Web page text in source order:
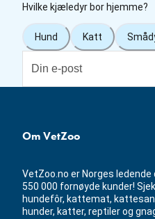
Hvilke kjæledyr bor hjemme?
Hund Katt
Om VetZoo
VetZoo.no er Norges
550 000 fornøyde kunder!
hundefôr, kattemat,
hunder, katter, reptiler og